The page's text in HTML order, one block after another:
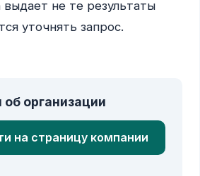
уточнять запрос.
организации
на страницу компании